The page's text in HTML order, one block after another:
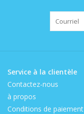
Service à la clientèle
Contactez-nous
à propos
Conditions de paiement